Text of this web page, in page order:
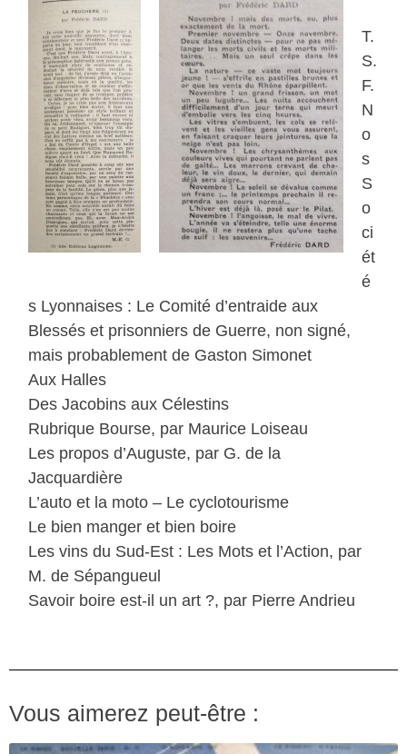
T.
S.
F.
N
o
s
S
o
ci
ét
é
s Lyonnaises : Le Comité d’entraide aux
Blessés et prisonniers de Guerre, non signé,
mais probablement de Gaston Simonet
Aux Halles
Des Jacobins aux Célestins
Rubrique Bourse, par Maurice Loiseau
Les propos d’Auguste, par G. de la
Jacquardière
L’auto et la moto – Le cyclotourisme
Le bien manger et bien boire
Les vins du Sud-Est : Les Mots et l’Action, par
M. de Sépangueul
Savoir boire est-il un art ?, par Pierre Andrieu
Vous aimerez peut-être :